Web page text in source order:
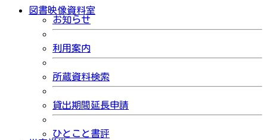
図書映像資料室
お知らせ
利用案内
所蔵資料検索
貸出期間延長申請
ひとこと書評